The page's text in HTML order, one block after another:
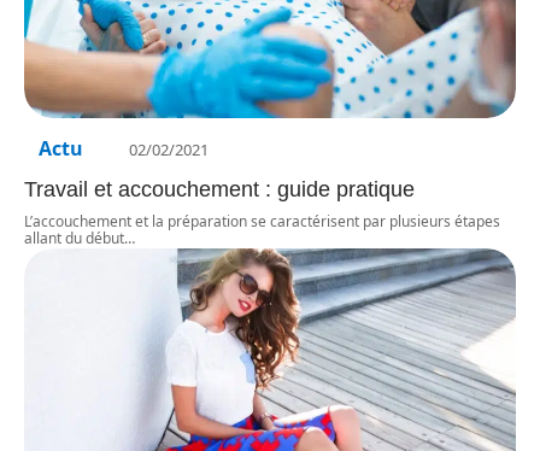
Actu 02/02/2021
Travail et accouchement : guide pratique
L’accouchement et la préparation se caractérisent par plusieurs étapes
allant du début…